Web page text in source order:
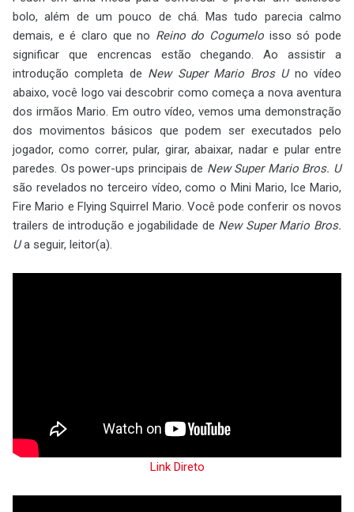
bolo, além de um pouco de chá. Mas tudo parecia calmo
demais, e é claro que no Reino do Cogumelo isso só pode
significar que encrencas estão chegando. Ao assistir a
introdução completa de New Super Mario Bros Uno vídeo
abaixo, você logo vai descobrir como começa a nova aventura
dos irmãos Mario. Em outro vídeo, vemos uma demonstração
dos movimentos básicos que podem ser executados pelo
jogador, como correr, pular, girar, abaixar, nadar e pular entre
paredes. Os power-ups principais de New Super Mario Bros. U
são revelados no terceiro vídeo, como o Mini Mario, Ice Mario,
Fire Mario e Flying Squirrel Mario. Você pode conferir os novos
trailers de introdução e jogabilidade de New Super Mario Bros.
Ua seguir, leitor(a).
Link Direto